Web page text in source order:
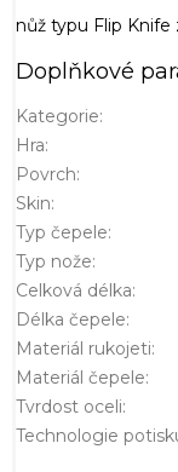
nůž typu Flip Knife
Doplňkové
Kategorie:
Hra:
Povrch:
Skin:
Typ čepele:
Typ nože:
Celková délka:
Délka čepele:
Materiál rukojeti:
Materiál čepele:
Tvrdost oceli:
Technologie